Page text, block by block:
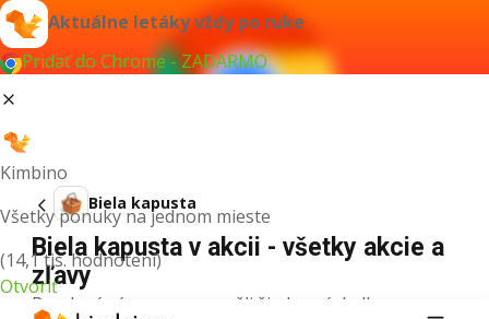
Aktuálne letáky vždy po ruke
Pridať do Chrome - ZADARMO
Kimbino
Všetky ponuky na jednom mieste
(14,1 tis. hodnotení)
Otvoriť
Biela kapusta
Biela kapusta v akcii - všetky akcie a
zľavy
Pre daný výraz sme nenašli žiadne výsledky.